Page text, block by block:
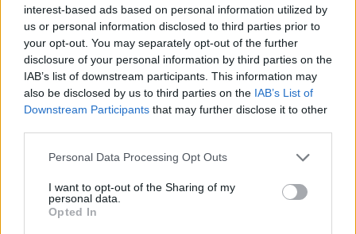
interest-based ads based on personal information utilized by
us or personal information disclosed to third parties prior to
your opt-out. You may separately opt-out of the further
disclosure of your personal information by third parties on the
IAB’s list of downstream participants. This information may
also be disclosed by us to third parties on the IAB’s List of
Downstream Participants that may further disclose it to other
Personal Data Processing Opt Outs
I want to opt-out of the Sharing of my
personal data.
Opted In
T. szereti a fiatal lányokat 14. rész
Pedig szóltam… – Miért nem hiszünk a
A legidegesítőbb kifejezések laza
gyűjteménye